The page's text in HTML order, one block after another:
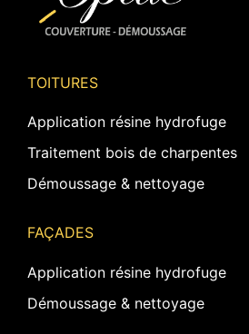
TOITURES
Application résine hydrofuge
Traitement bois de charpentes
Démoussage & nettoyage
FAÇADES
Application résine hydrofuge
Démoussage & nettoyage